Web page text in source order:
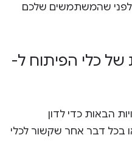
לפני שהמשתמשים שלכם
של כלי הפיתוח ל-
הבאות כדי לדון
בכל דבר אחר שקשור לכלי